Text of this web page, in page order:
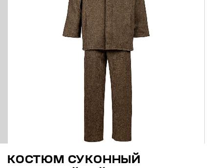
КОСТЮМ СУКОННЫЙ